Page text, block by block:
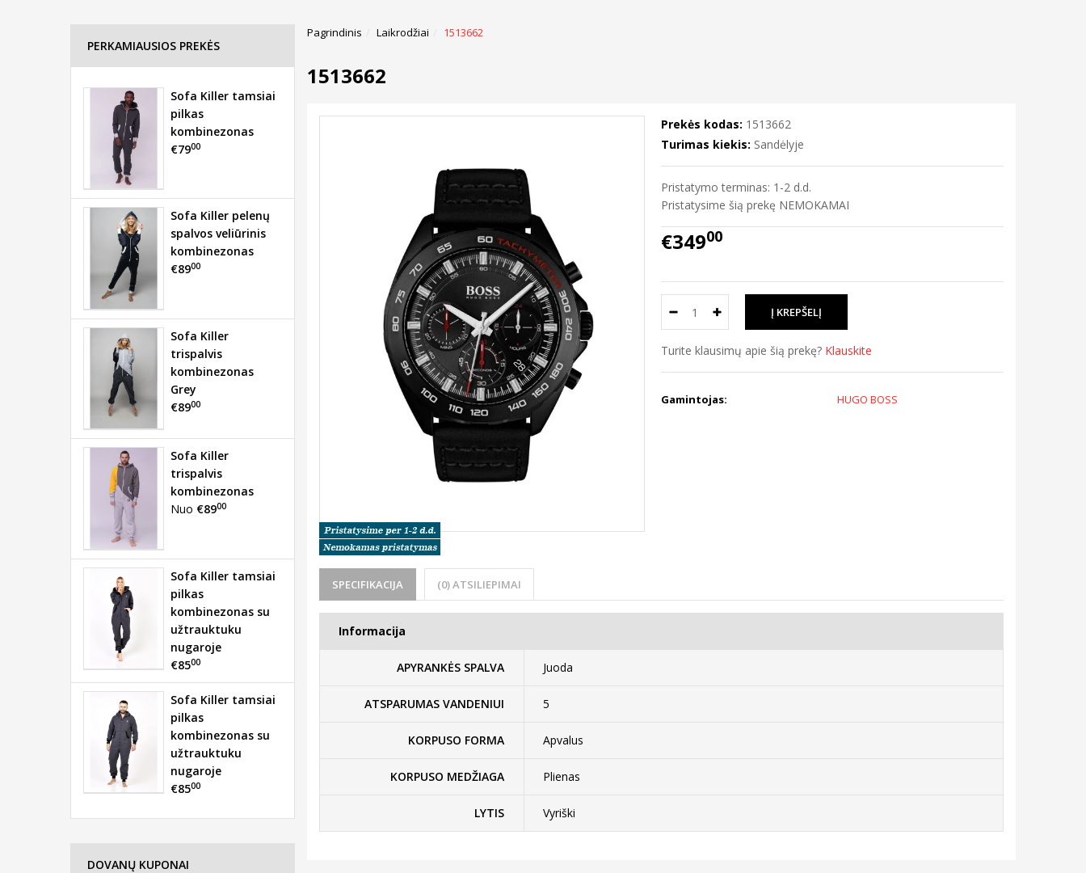
Pagrindinis Laikrodžiai 1513662
1513662
Prekės kodas: 1513662
Turimas kiekis: Sandėlyje
Pristatymo terminas: 1-2 d.d.
Pristatysime šią prekę NEMOKAMAI
€34900
Turite klausimų apie šią prekę? Klauskite
Gamintojas: HUGO BOSS
SPECIFIKACIJA (0) ATSILIEPIMAI
Informacija
APYRANKĖS SPALVA Juoda
ATSPARUMAS VANDENIUI 5
KORPUSO FORMA Apvalus
KORPUSO MEDŽIAGA Plienas
LYTIS Vyriški
PERKAMIAUSIOS PREKĖS
Sofa Killer tamsiai
pilkas
kombinezonas
€7900
Sofa Killer pelenų
spalvos veliūrinis
kombinezonas
€8900
Sofa Killer
trispalvis
kombinezonas
Grey
€8900
Sofa Killer
trispalvis
kombinezonas
Nuo €8900
Sofa Killer tamsiai
pilkas
kombinezonas su
užtrauktuku
nugaroje
€8500
Sofa Killer tamsiai
pilkas
kombinezonas su
užtrauktuku
nugaroje
€8500
DOVANŲ KUPONAI